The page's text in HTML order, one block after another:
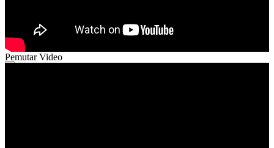
Pemutar Video